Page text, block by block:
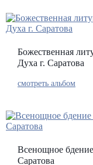
Божественная
Духа г. Саратова
смотреть альбом
Всенощное
Саратова